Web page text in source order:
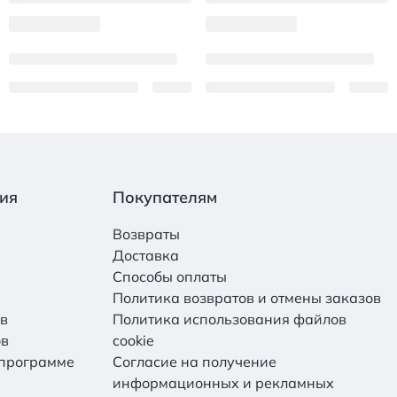
Покупателям
Возвраты
Доставка
Способы оплаты
Политика возвратов и отмены заказов
Политика использования файлов
cookie
Согласие на получение
информационных и рекламных